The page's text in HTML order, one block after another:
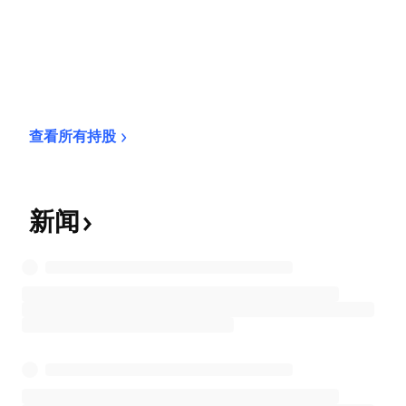
查看所有持股
新闻